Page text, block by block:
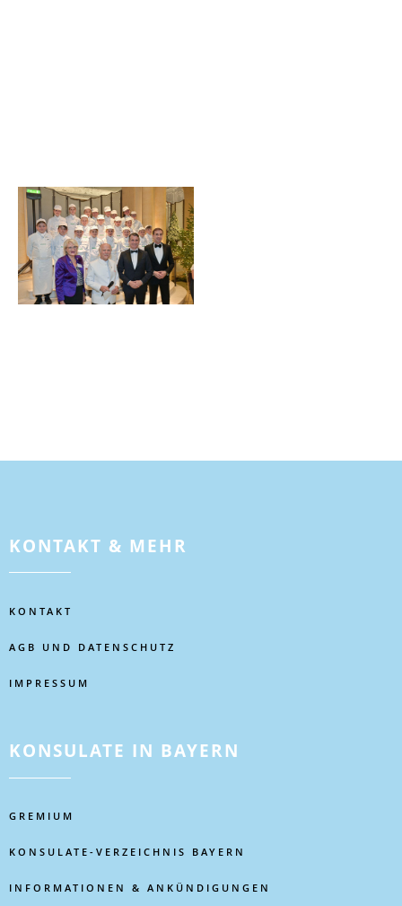
KONTAKT & MEHR
KONTAKT
AGB UND DATENSCHUTZ
IMPRESSUM
KONSULATE IN BAYERN
GREMIUM
KONSULATE-VERZEICHNIS BAYERN
INFORMATIONEN & ANKÜNDIGUNGEN